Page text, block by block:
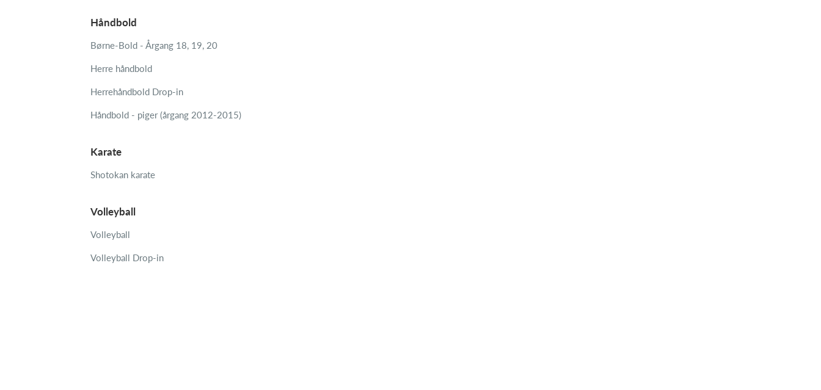
Håndbold
Børne-Bold - Årgang 18, 19, 20
Herre håndbold
Herrehåndbold Drop-in
Håndbold - piger (årgang 2012-2015)
Karate
Shotokan karate
Volleyball
Volleyball
Volleyball Drop-in